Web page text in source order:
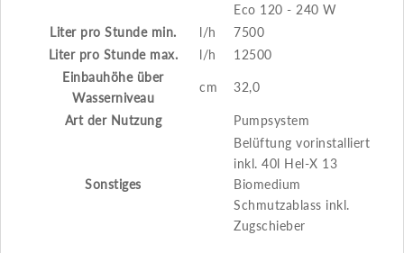
Eco 120 - 240 W
Liter pro Stunde min.
l/h
7500
Liter pro Stunde max.
l/h
12500
Einbauhöhe über
Wasserniveau
cm 32,0
Art der Nutzung Pumpsystem
Sonstiges
Belüftung vorinstalliert
inkl. 40l Hel-X 13
Biomedium
Schmutzablass inkl.
Zugschieber